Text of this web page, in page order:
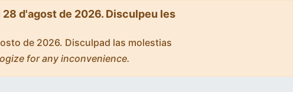
d'agost de 2026. Disculpeu les
de 2026. Disculpad las molestias
for any inconvenience.